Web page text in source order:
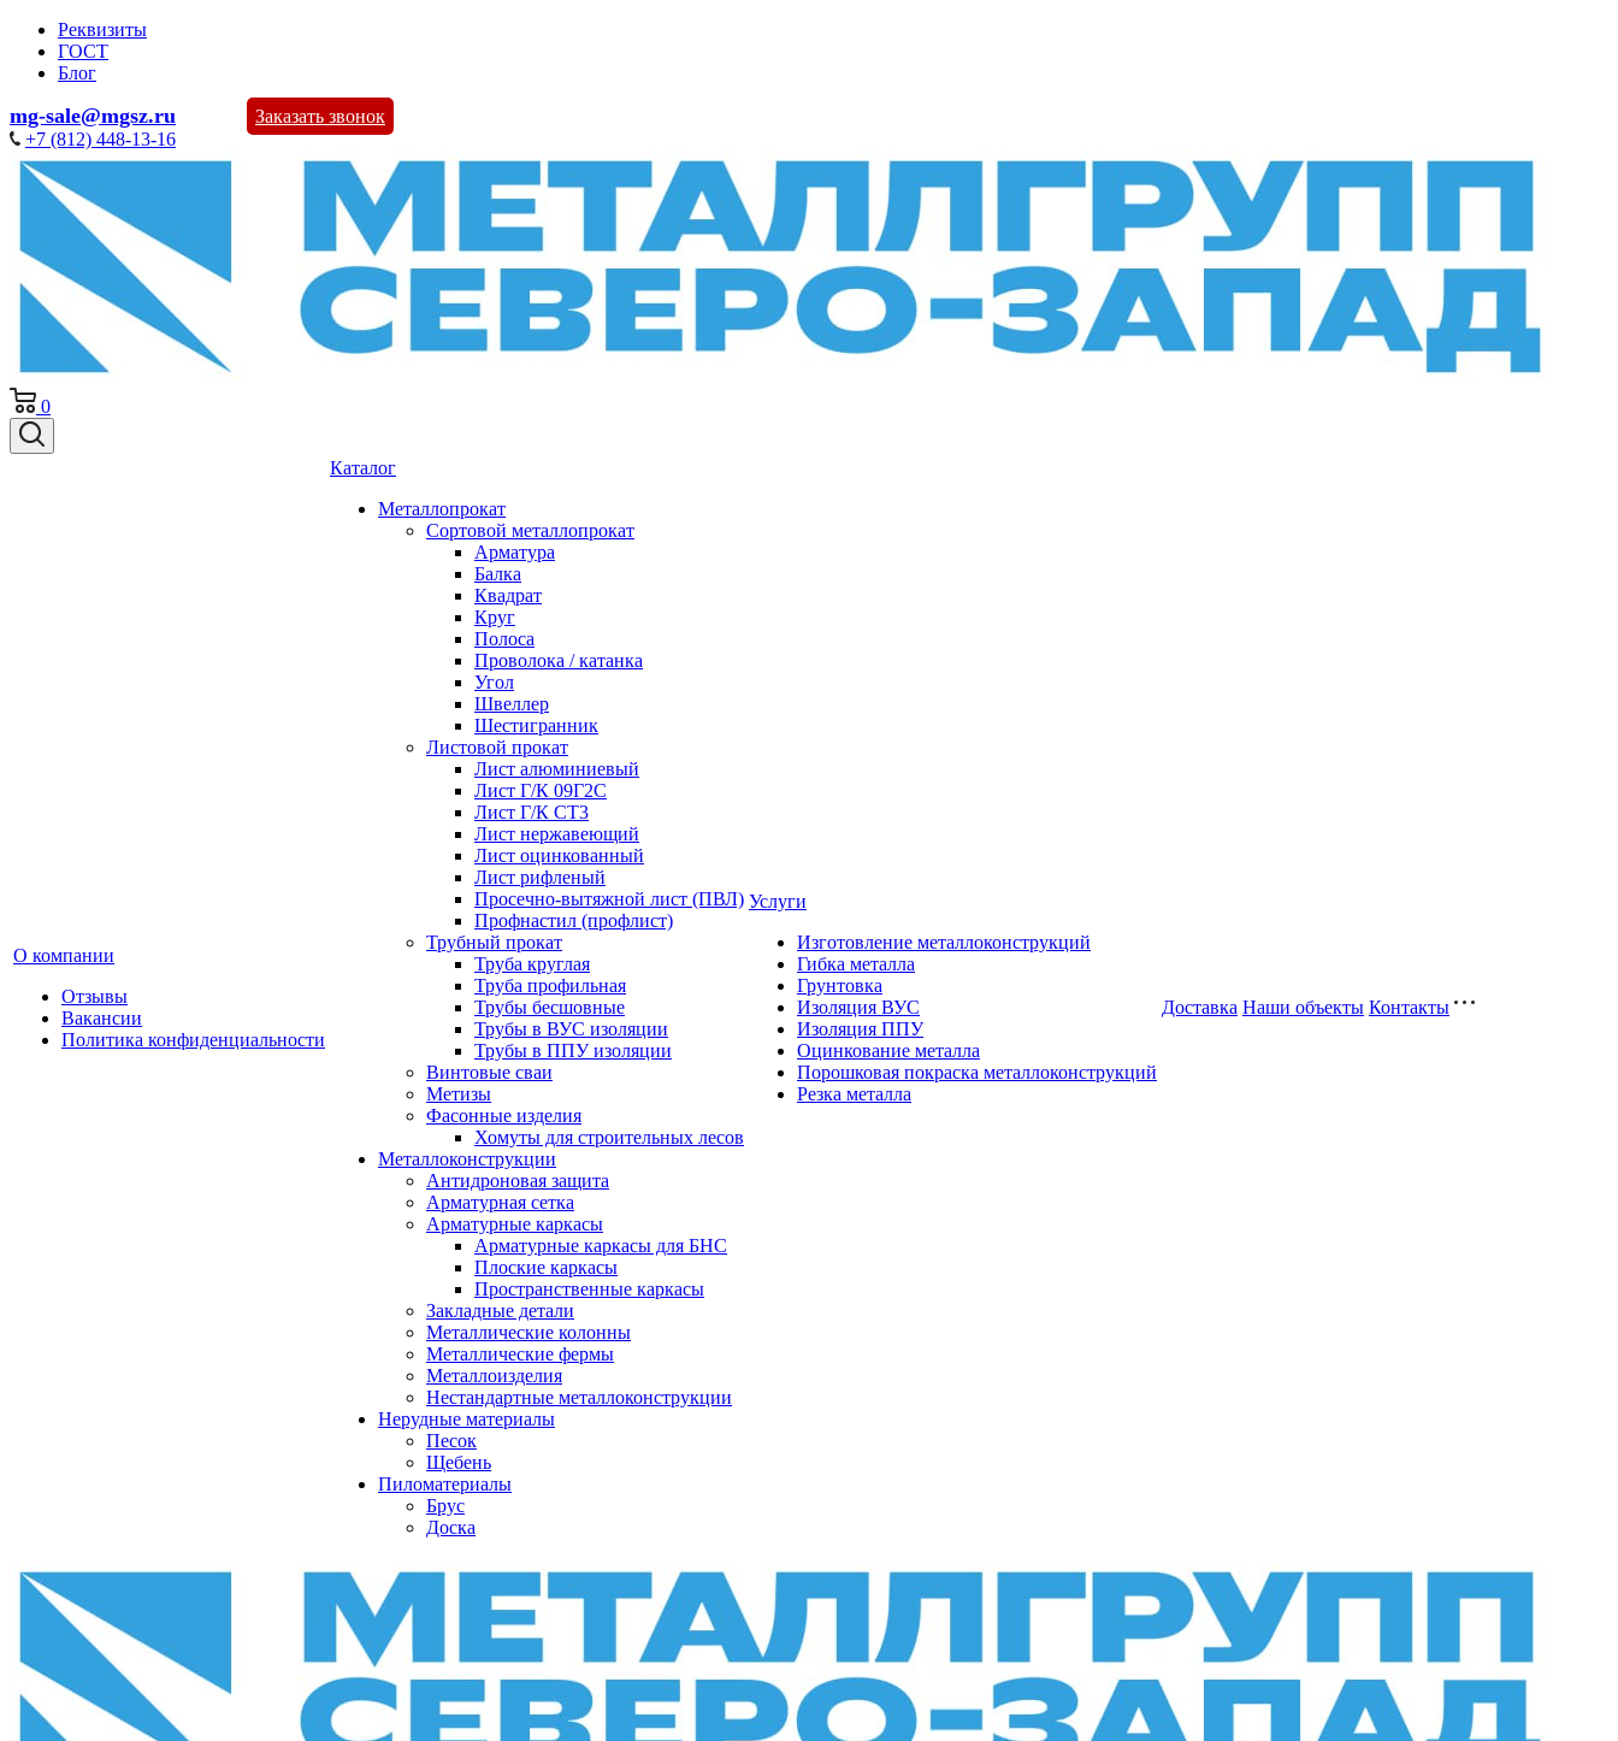
Реквизиты
ГОСТ
Блог
mg-sale@mgsz.ru
Заказать звонок
+7 (812) 448-13-16
0
О компании
Отзывы
Вакансии
Политика конфиденциальности
Каталог
Металлопрокат
Сортовой металлопрокат
Арматура
Балка
Квадрат
Круг
Полоса
Проволока / катанка
Угол
Швеллер
Шестигранник
Листовой прокат
Лист алюминиевый
Лист Г/К 09Г2С
Лист Г/К СТ3
Лист нержавеющий
Лист оцинкованный
Лист рифленый
Просечно-вытяжной лист (ПВЛ)
Профнастил (профлист)
Трубный прокат
Труба круглая
Труба профильная
Трубы бесшовные
Трубы в ВУС изоляции
Трубы в ППУ изоляции
Винтовые сваи
Метизы
Фасонные изделия
Хомуты для строительных лесов
Металлоконструкции
Антидроновая защита
Арматурная сетка
Арматурные каркасы
Арматурные каркасы для БНС
Плоские каркасы
Пространственные каркасы
Закладные детали
Металлические колонны
Металлические фермы
Металлоизделия
Нестандартные металлоконструкции
Нерудные материалы
Песок
Щебень
Пиломатериалы
Брус
Доска
Услуги
Изготовление металлоконструкций
Гибка металла
Грунтовка
Изоляция ВУС
Изоляция ППУ
Оцинкование металла
Порошковая покраска металлоконструкций
Резка металла
Доставка Наши объекты Контакты